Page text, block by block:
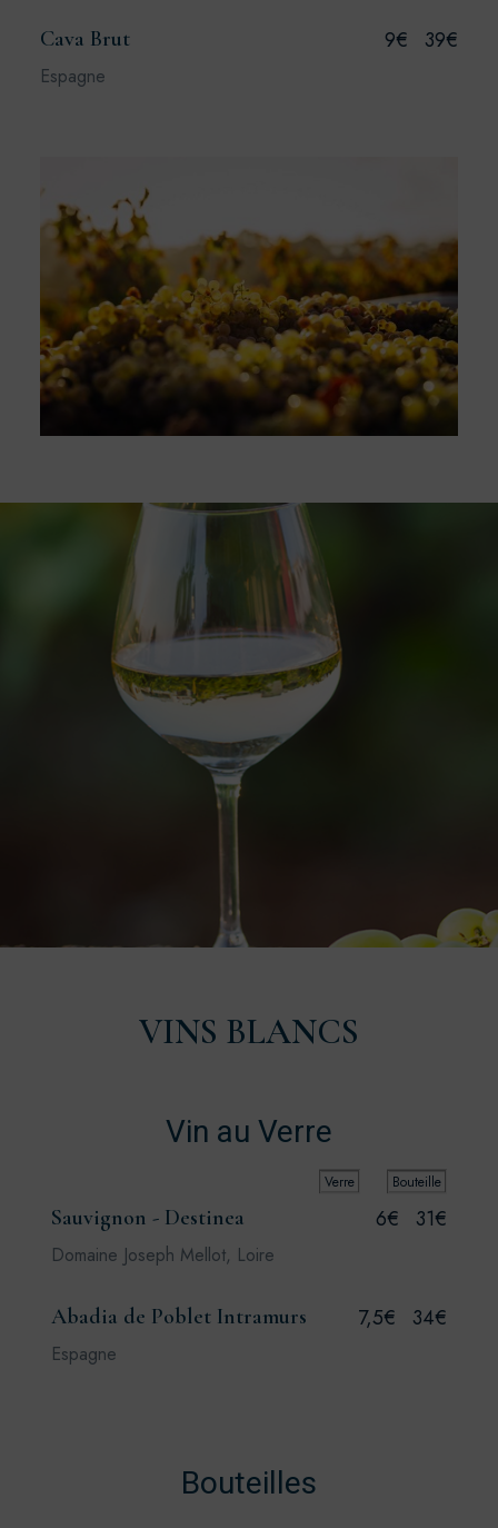
Cava Brut 9€ 39€
Espagne
VINS BLANCS
Vin au Verre
Verre Bouteille
Sauvignon - Destinea 6€ 31€
Domaine Joseph Mellot, Loire
Abadia de Poblet Intramurs 7,5€ 34€
Espagne
Bouteilles